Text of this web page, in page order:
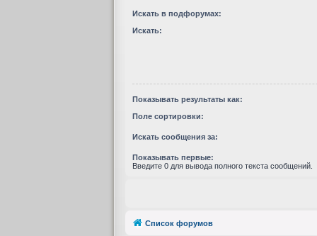
Искать в подфорумах:
Искать:
Показывать результаты как:
Поле сортировки:
Искать сообщения за:
Показывать первые:
Введите 0 для вывода полного текста сообщений.
Список форумов